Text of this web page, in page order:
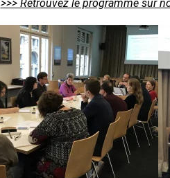
>>> Retrouvez le programme sur